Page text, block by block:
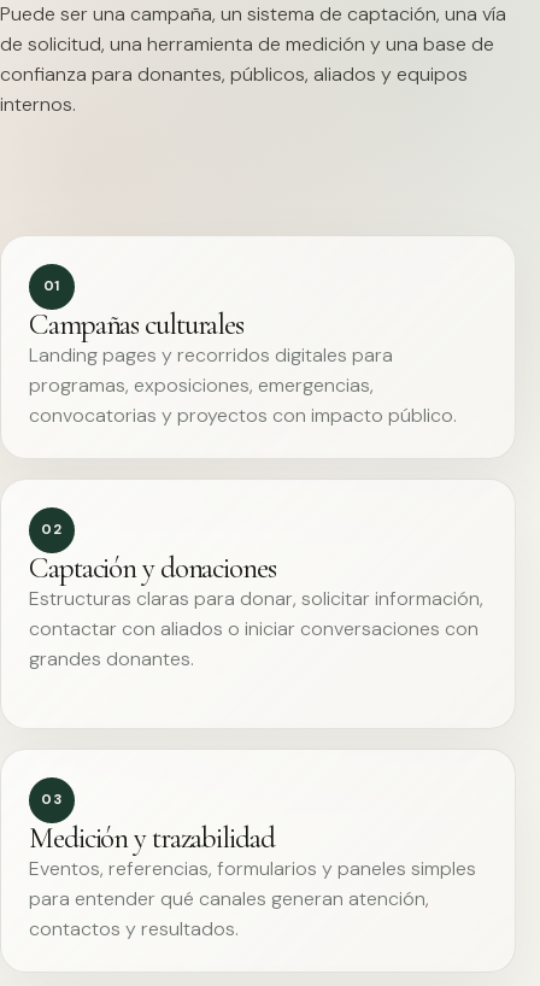
Puede ser una campaña, un sistema de captación, una vía
de solicitud, una herramienta de medición y una base de
confianza para donantes, públicos, aliados y equipos
internos.
01
Campañas culturales
Landing pages y recorridos digitales para
programas, exposiciones, emergencias,
convocatorias y proyectos con impacto público.
02
Captación y donaciones
Estructuras claras para donar, solicitar información,
contactar con aliados o iniciar conversaciones con
grandes donantes.
03
Medición y trazabilidad
Eventos, referencias, formularios y paneles simples
para entender qué canales generan atención,
contactos y resultados.